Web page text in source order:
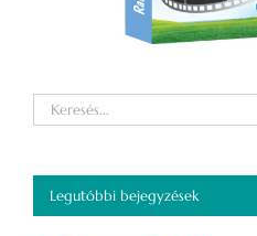
Keresés...
Legutóbbi bejegyzések